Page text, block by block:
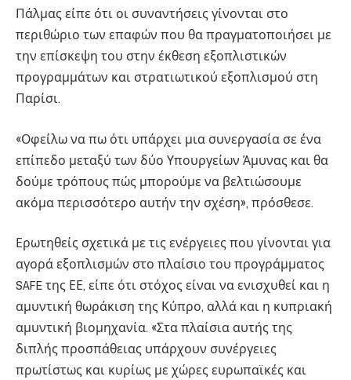
Πάλμας είπε ότι οι συναντήσεις γίνονται στο
περιθώριο των επαφών που θα πραγματοποιήσει με
την επίσκεψη του στην έκθεση εξοπλιστικών
προγραμμάτων και στρατιωτικού εξοπλισμού στη
Παρίσι.
«Οφείλω να πω ότι υπάρχει μια συνεργασία σε ένα
επίπεδο μεταξύ των δύο Υπουργείων Άμυνας και θα
δούμε τρόπους πώς μπορούμε να βελτιώσουμε
ακόμα περισσότερο αυτήν την σχέση», πρόσθεσε.
Ερωτηθείς σχετικά με τις ενέργειες που γίνονται για
αγορά εξοπλισμών στο πλαίσιο του προγράμματος
SAFE της ΕΕ, είπε ότι στόχος είναι να ενισχυθεί και η
αμυντική θωράκιση της Κύπρο, αλλά και η κυπριακή
αμυντική βιομηχανία. «Στα πλαίσια αυτής της
διπλής προσπάθειας υπάρχουν συνέργειες
πρωτίστως και κυρίως με χώρες ευρωπαϊκές και